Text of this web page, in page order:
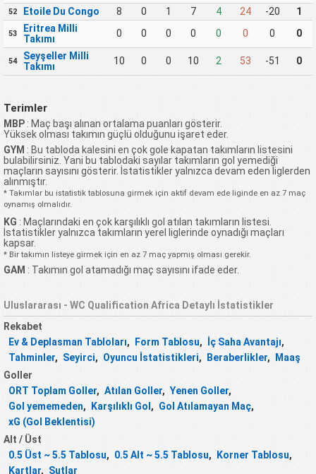
52 Etoile Du Congo 8 0 1 7 4 24 -20 1
53
Eritrea Milli
Takımı
0 0 0 0 0 0 0 0
54
Seyşeller Milli
Takımı
10 0 0 10 2 53 -51 0
Terimler
MBP : Maç başı alınan ortalama puanları gösterir.
Yüksek olması takımın güçlü olduğunu işaret eder.
GYM : Bu tabloda kalesini en çok gole kapatan takımların listesini
bulabilirsiniz. Yani bu tablodaki sayılar takımların gol yemediği
maçların sayısını gösterir. İstatistikler yalnızca devam eden liglerden
alınmıştır.
* Takımlar bu istatistik tablosuna girmek için aktif devam ede liginde en az 7 maç
oynamış olmalıdır.
KG : Maçlarındaki en çok karşılıklı gol atılan takımların listesi.
İstatistikler yalnızca takımların yerel liglerinde oynadığı maçları
kapsar.
* Bir takımın listeye girmek için en az 7 maç yapmış olması gerekir.
GAM : Takımın gol atamadığı maç sayısını ifade eder.
Uluslararası - WC Qualification Africa Detaylı İstatistikler
Rekabet
Ev & Deplasman Tabloları, Form Tablosu, İç Saha Avantajı,
Tahminler, Seyirci, Oyuncu İstatistikleri, Beraberlikler,
Maaş
Goller
ORT Toplam Goller, Atılan Goller, Yenen Goller,
Gol yememeden, Karşılıklı Gol , Gol Atılamayan Maç,
xG (Gol Beklentisi)
Alt / Üst
0.5 Üst ~ 5.5 Tablosu, 0.5 Alt ~ 5.5 Tablosu, Korner Tablosu,
Kartlar, Şutlar